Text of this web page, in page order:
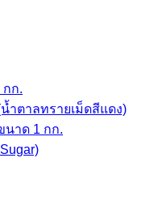
กก.
ำตาลทรายเม็ดสีแดง)
นาด 1 กก.